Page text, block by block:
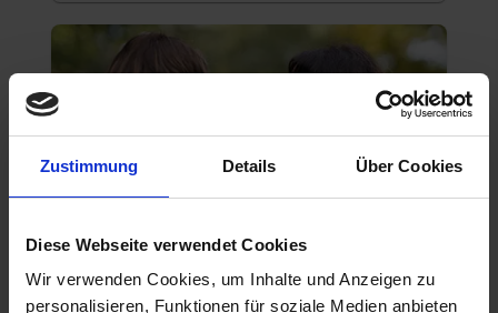
Zustimmung Details Über Cookies
Diese Webseite verwendet Cookies
Wir verwenden Cookies, um Inhalte und Anzeigen zu
personalisieren, Funktionen für soziale Medien anbieten
INTROVERTIERT GLÜCKLICH